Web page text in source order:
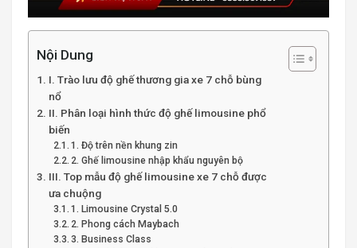
Nội Dung
I. Trào lưu độ ghế thương gia xe 7 chỗ bùng
nổ
II. Phân loại hình thức độ ghế limousine phổ
biến
1. Độ trên nền khung zin
2. Ghế limousine nhập khẩu nguyên bộ
III. Top mẫu độ ghế limousine xe 7 chỗ được
ưa chuộng
1. Limousine Crystal 5.0
2. Phong cách Maybach
3. Business Class